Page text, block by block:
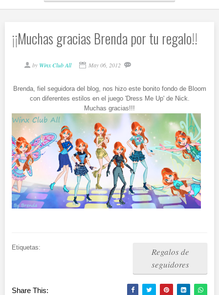
¡¡Muchas gracias Brenda por tu regalo!!
by Winx Club All May 06, 2012
Brenda, fiel seguidora del blog, nos hizo este bonito fondo de Bloom
con diferentes estilos en el juego 'Dress Me Up' de Nick.
Muchas gracias!!!
Etiquetas:
Regalos de
seguidores
Share This: